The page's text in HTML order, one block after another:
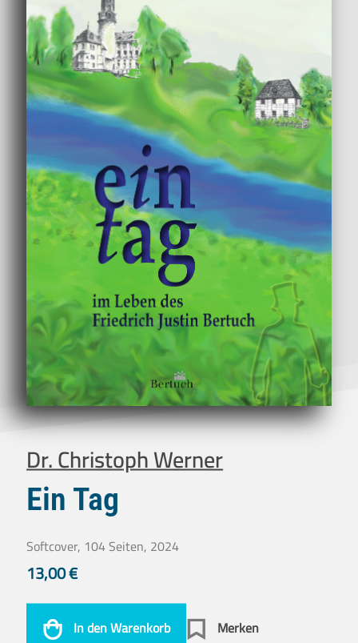
Dr. Christoph Werner
Ein Tag
Softcover, 104 Seiten, 2024
13,00€
In den Warenkorb Merken